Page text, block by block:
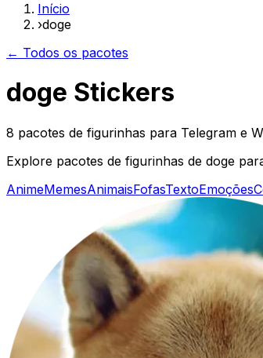
Início
›doge
← Todos os pacotes
doge Stickers
8 pacotes de figurinhas para Telegram e
Explore pacotes de figurinhas de doge
AnimeMemesAnimaisFofasTextoEmoções